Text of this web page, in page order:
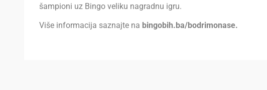
šampioni uz Bingo veliku nagradnu igru.
Više informacija saznajte na bingobih.ba/bodrimonase.